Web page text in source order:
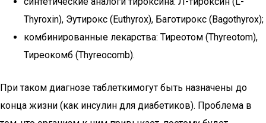
Thyroxin), Эутирокс (Euthyrox), Баготирокс (Bagothyrox);
комбинированные лекарства: Тиреотом (Thyreotom),
Тиреокомб (Thyreocomb).
При таком диагнозе таблеткимогут быть назначены до
конца жизни (как инсулин для диабетиков). Проблема в